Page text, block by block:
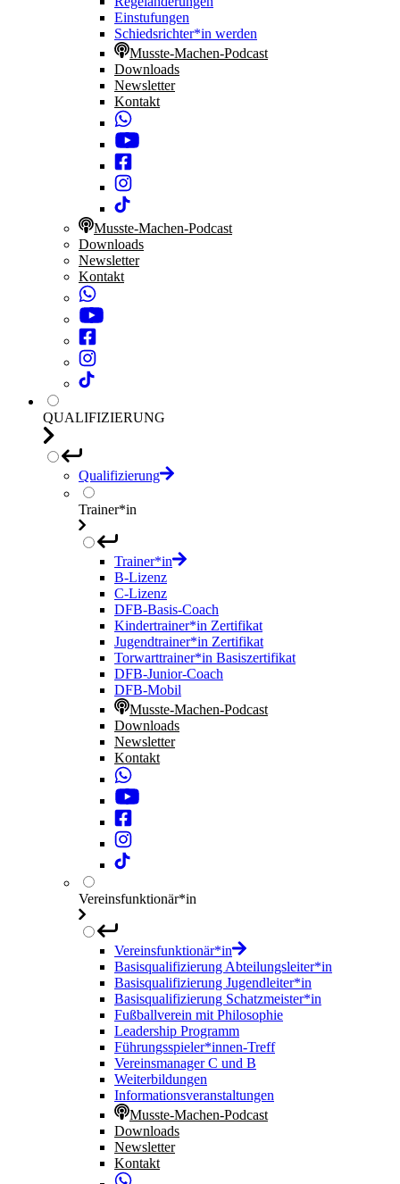
Einstufungen
Schiedsrichter*in werden
Musste-Machen-Podcast
Downloads
Newsletter
Kontakt
Musste-Machen-Podcast
Downloads
Newsletter
Kontakt
QUALIFIZIERUNG
Qualifizierung
Trainer*in
Trainer*in
B-Lizenz
C-Lizenz
DFB-Basis-Coach
Kindertrainer*in Zertifikat
Jugendtrainer*in Zertifikat
Torwarttrainer*in Basiszertifikat
DFB-Junior-Coach
DFB-Mobil
Musste-Machen-Podcast
Downloads
Newsletter
Kontakt
Vereinsfunktionär*in
Vereinsfunktionär*in
Basisqualifizierung Abteilungsleiter*in
Basisqualifizierung Jugendleiter*in
Basisqualifizierung Schatzmeister*in
Fußballverein mit Philosophie
Leadership Programm
Führungsspieler*innen-Treff
Vereinsmanager C und B
Weiterbildungen
Informationsveranstaltungen
Musste-Machen-Podcast
Downloads
Newsletter
Kontakt